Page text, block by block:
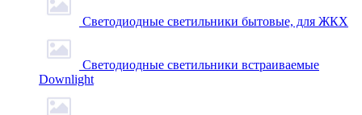
Светодиодные светильники бытовые, для ЖКХ
Светодиодные светильники встраиваемые
Downlight